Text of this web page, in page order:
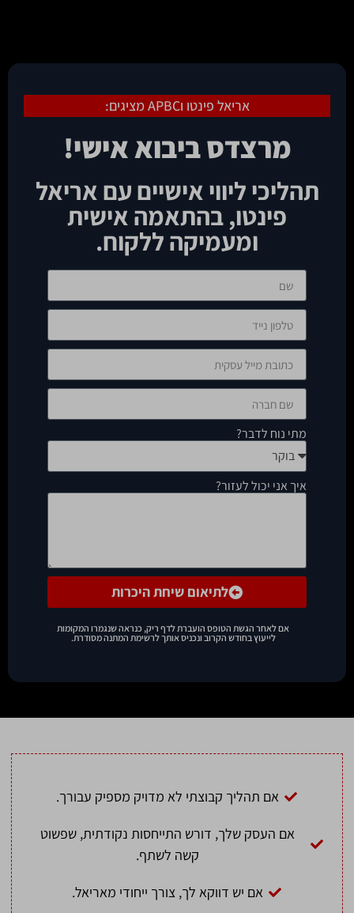
אריאל פינטו וAPBC מציגים:
מרצדס ביבוא אישי!
תהליכי ליווי אישיים עם אריאל
פינטו, בהתאמה אישית
ומעמיקה ללקוח.
מתי נוח לדבר?
איך אני יכול לעזור?
לתיאום שיחת היכרות
אם לאחר הגשת הטופס הועברת לדף ריק, כנראה שנגמרו המקומות
לייעוץ בחודש הקרוב ונכניס אותך לרשימת המתנה מסודרת.
אם תהליך קבוצתי לא מדויק מספיק עבורך.
אם העסק שלך, דורש התייחסות נקודתית, שפשוט
קשה לשתף.
אם יש דווקא לך, צורך ייחודי מאריאל.